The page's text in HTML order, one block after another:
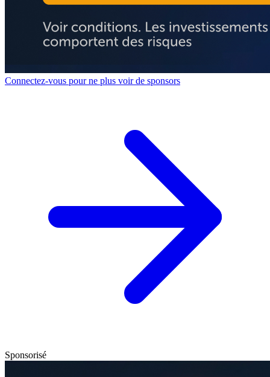
Connectez-vous pour ne plus voir de sponsors
Sponsorisé